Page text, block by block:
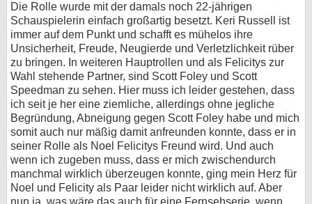
Die Rolle wurde mit der damals noch 22-jährigen
Schauspielerin einfach großartig besetzt. Keri Russell ist
immer auf dem Punkt und schafft es mühelos ihre
Unsicherheit, Freude, Neugierde und Verletzlichkeit rüber
zu bringen. In weiteren Hauptrollen und als Felicitys zur
Wahl stehende Partner, sind Scott Foley und Scott
Speedman zu sehen. Hier muss ich leider gestehen, dass
ich seit je her eine ziemliche, allerdings ohne jegliche
Begründung, Abneigung gegen Scott Foley habe und mich
somit auch nur mäßig damit anfreunden konnte, dass er in
seiner Rolle als Noel Felicitys Freund wird. Und auch
wenn ich zugeben muss, dass er mich zwischendurch
manchmal wirklich überzeugen konnte, ging mein Herz für
Noel und Felicity als Paar leider nicht wirklich auf. Aber
nun ja, was wäre das auch für eine Fernsehserie, wenn